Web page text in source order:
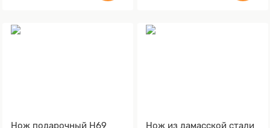
Нож подарочный Н69
Нож из дамасской стали